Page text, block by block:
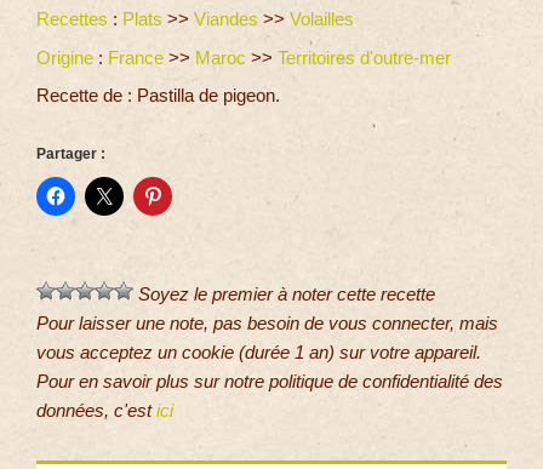
Recettes : Plats >> Viandes >> Volailles
Origine : France >> Maroc >> Territoires d'outre-mer
Recette de : Pastilla de pigeon.
Partager :
Soyez le premier à noter cette recette
Pour laisser une note, pas besoin de vous connecter, mais
vous acceptez un cookie (durée 1 an) sur votre appareil.
Pour en savoir plus sur notre politique de confidentialité des
données, c'estici